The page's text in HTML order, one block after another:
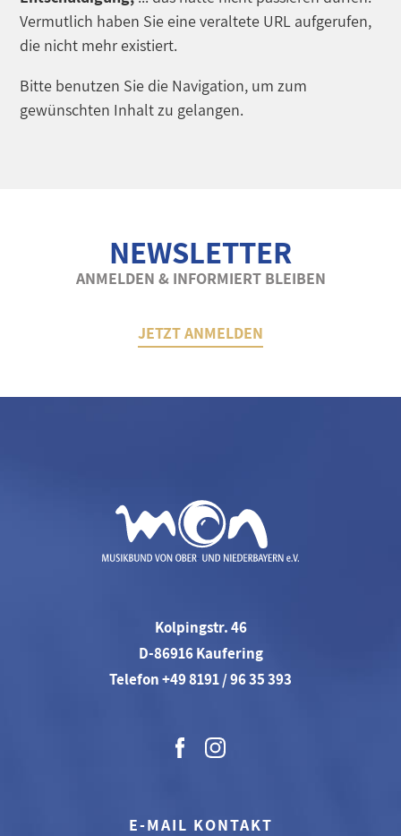
Vermutlich haben Sie eine veraltete URL aufgerufen,
die nicht mehr existiert.
Bitte benutzen Sie die Navigation, um zum
gewünschten Inhalt zu gelangen.
NEWSLETTER
ANMELDEN & INFORMIERT BLEIBEN
JETZT ANMELDEN
Kolpingstr. 46
D-86916 Kaufering
Telefon +49 8191 / 96 35 393
E-MAIL KONTAKT